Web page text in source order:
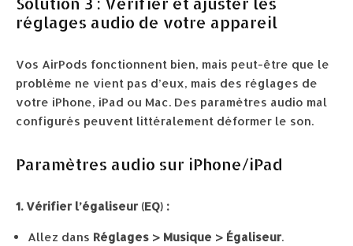
réglages audio de votre appareil
Vos AirPods fonctionnent bien, mais peut-être que le
problème ne vient pas d’eux, mais des réglages de
votre iPhone, iPad ou Mac. Des paramètres audio mal
configurés peuvent littéralement déformer le son.
Paramètres audio sur iPhone/iPad
1. Vérifier l’égaliseur (EQ) :
Allez dans Réglages > Musique > Égaliseur.